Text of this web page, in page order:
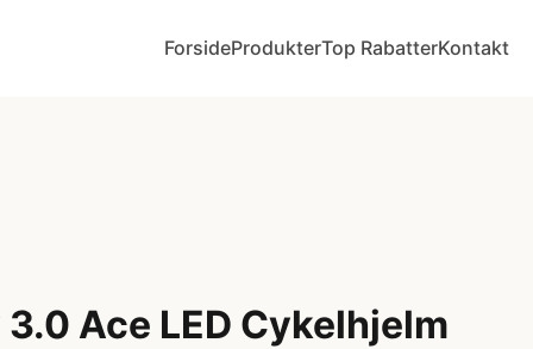
ForsideProdukterTop RabatterKontakt
Ace LED Cykelhjelm